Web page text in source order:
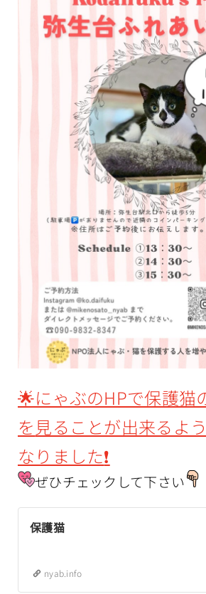
🌟にゃぶのHPで保護猫
を 見ることが出来るよ
なりました❗️
ぜひチェックして下さい
保護猫
nyab.info